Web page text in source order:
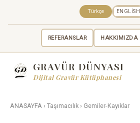
REFERANSLAR HAKKIMIZDA
Türkçe ENGLISH
GRAVÜR DÜNYASI
Dijital Gravür Kütüphanesi
ANASAYFA › Taşımacılık › Gemiler-Kayıklar